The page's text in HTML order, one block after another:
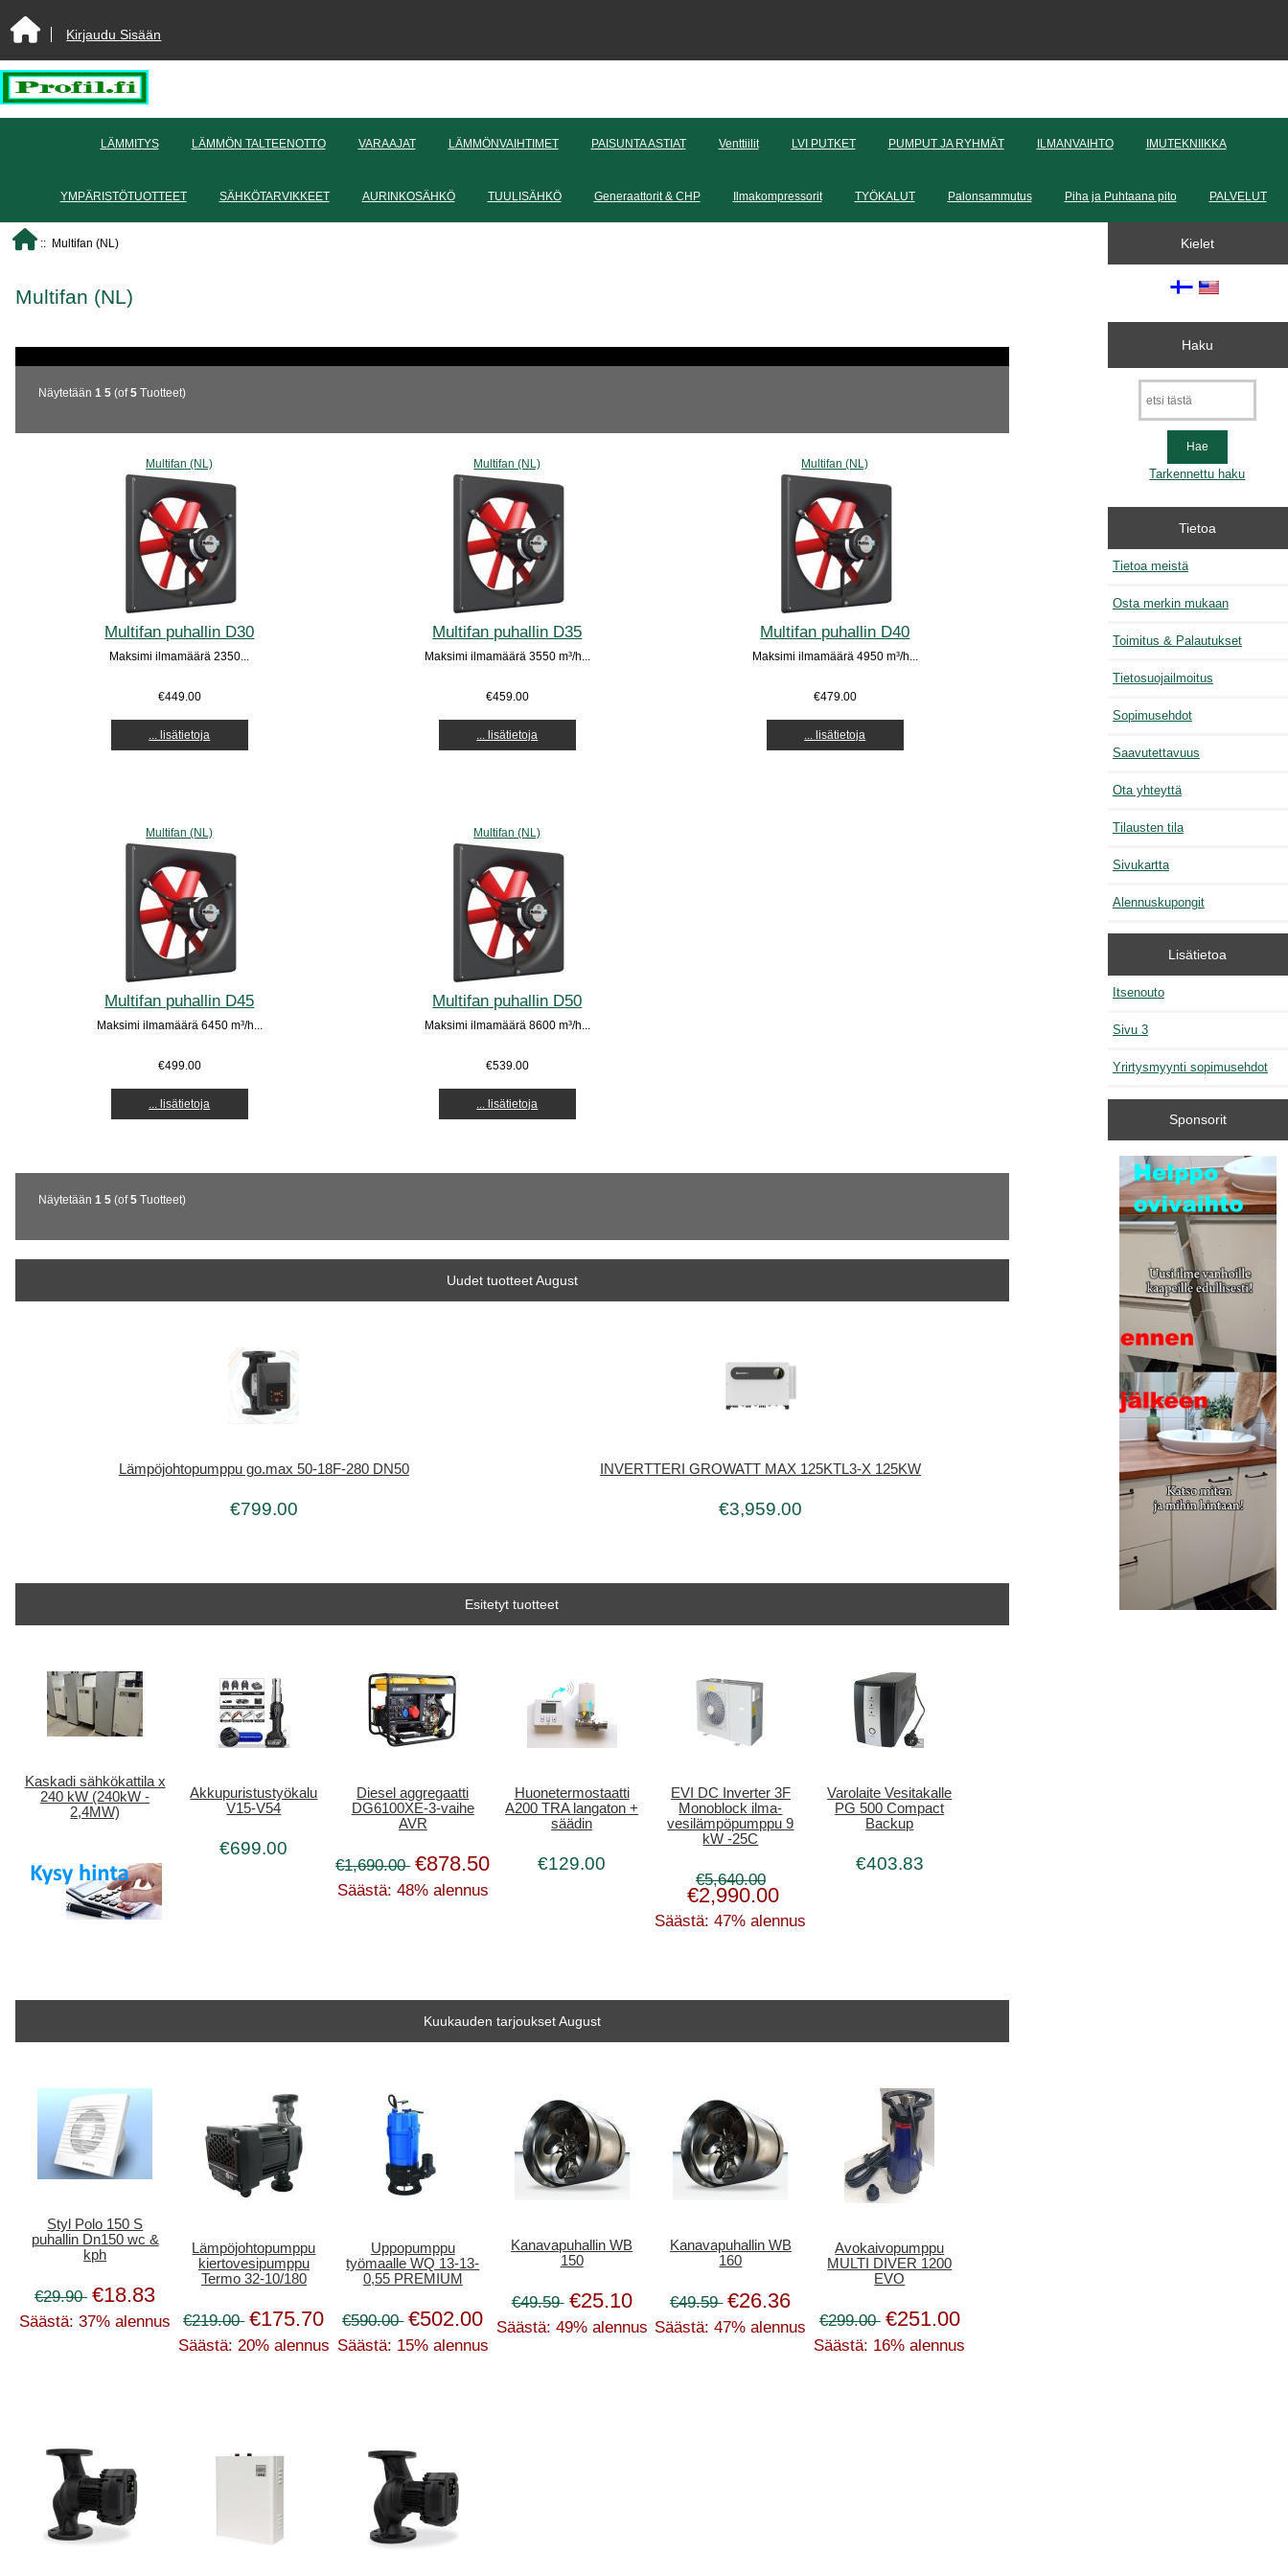
Kirjaudu Sisään
LÄMMITYS LÄMMÖN TALTEENOTTO VARAAJAT LÄMMÖNVAIHTIMET PAISUNTA ASTIAT Venttiilit LVI PUTKET PUMPUT JA RYHMÄT ILMANVAIHTO IMUTEKNIIKKA
YMPÄRISTÖTUOTTEET SÄHKÖTARVIKKEET AURINKOSÄHKÖ TUULISÄHKÖ Generaattorit & CHP Ilmakompressorit TYÖKALUT Palonsammutus Piha ja Puhtaana pito PALVELUT
:: Multifan (NL)
Multifan (NL)
Näytetään 1 5(of5Tuotteet)
Multifan (NL)
Multifan puhallin D30
Maksimi ilmamäärä 2350...
€449.00
... lisätietoja
Multifan (NL)
Multifan puhallin D35
Maksimi ilmamäärä 3550 m³/h...
€459.00
... lisätietoja
Multifan (NL)
Multifan puhallin D40
Maksimi ilmamäärä 4950 m³/h...
€479.00
... lisätietoja
Multifan (NL)
Multifan puhallin D45
Maksimi ilmamäärä 6450 m³/h...
€499.00
... lisätietoja
Multifan (NL)
Multifan puhallin D50
Maksimi ilmamäärä 8600 m³/h...
€539.00
... lisätietoja
Näytetään 1 5(of5Tuotteet)
Uudet tuotteet August
Lämpöjohtopumppu go.max 50-18F-280 DN50
€799.00
INVERTTERI GROWATT MAX 125KTL3-X 125KW
€3,959.00
Esitetyt tuotteet
Kaskadi sähkökattila x
240 kW (240kW -
2,4MW)
Akkupuristustyökalu
V15-V54
€699.00
Diesel aggregaatti
DG6100XE-3-vaihe
AVR
€1,690.00 €878.50
Säästä: 48% alennus
Huonetermostaatti
A200 TRA langaton +
säädin
€129.00
EVI DC Inverter 3F
Monoblock ilma-
vesilämpöpumppu 9
kW -25C
€5,640.00
€2,990.00
Säästä: 47% alennus
Varolaite Vesitakalle
PG 500 Compact
Backup
€403.83
Kuukauden tarjoukset August
Styl Polo 150 S
puhallin Dn150 wc &
kph
€29.90 €18.83
Säästä: 37% alennus
Lämpöjohtopumppu
kiertovesipumppu
Termo 32-10/180
€219.00 €175.70
Säästä: 20% alennus
Uppopumppu
työmaalle WQ 13-13-
0,55 PREMIUM
€590.00 €502.00
Säästä: 15% alennus
Kanavapuhallin WB
150
€49.59 €25.10
Säästä: 49% alennus
Kanavapuhallin WB
160
€49.59 €26.36
Säästä: 47% alennus
Avokaivopumppu
MULTI DIVER 1200
EVO
€299.00 €251.00
Säästä: 16% alennus
Kielet
Haku
Tarkennettu haku
Tietoa
Tietoa meistä
Osta merkin mukaan
Toimitus & Palautukset
Tietosuojailmoitus
Sopimusehdot
Saavutettavuus
Ota yhteyttä
Tilausten tila
Sivukartta
Alennuskupongit
Lisätietoa
Itsenouto
Sivu 3
Yrirtysmyynti sopimusehdot
Sponsorit